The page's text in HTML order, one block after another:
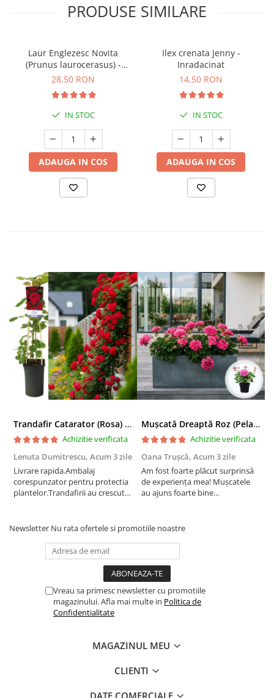
PRODUSE SIMILARE
Laur Englezesc Novita
(Prunus laurocerasus) -
40cm (P9)
28,50 RON
IN STOC
ADAUGA IN COS
Ilex crenata Jenny -
Inradacinat
14,50 RON
IN STOC
ADAUGA IN COS
Trandafir Catarator (Rosa) Red Climber - 75cm
Achizitie verificata
Lenuta Dumitrescu, Acum 3 zile
Livrare rapida.Ambalaj
corespunzator pentru protectia
plantelor.Trandafirii au crescut
Mușcată Dreaptă Roz (Pelargonium Zonale)
Achizitie verificata
Oana Trușcă, Acum 3 zile
Am fost foarte plăcut surprinsă
de experiența mea! Mușcatele
au ajuns foarte bine
transportului. Se vede că au fost
Newsletter Nu rata ofertele si promotiile noastre
Vreau sa primesc newsletter cu promotiile
magazinului. Afla mai multe in Politica de
Confidentialitate
MAGAZINUL MEU
CLIENTI